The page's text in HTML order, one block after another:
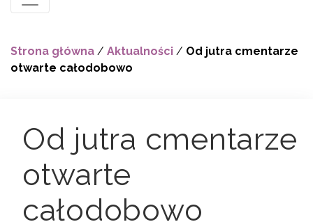
Strona główna / Aktualności / Od jutra cmentarze
otwarte całodobowo
Od jutra cmentarze
otwarte
całodobowo